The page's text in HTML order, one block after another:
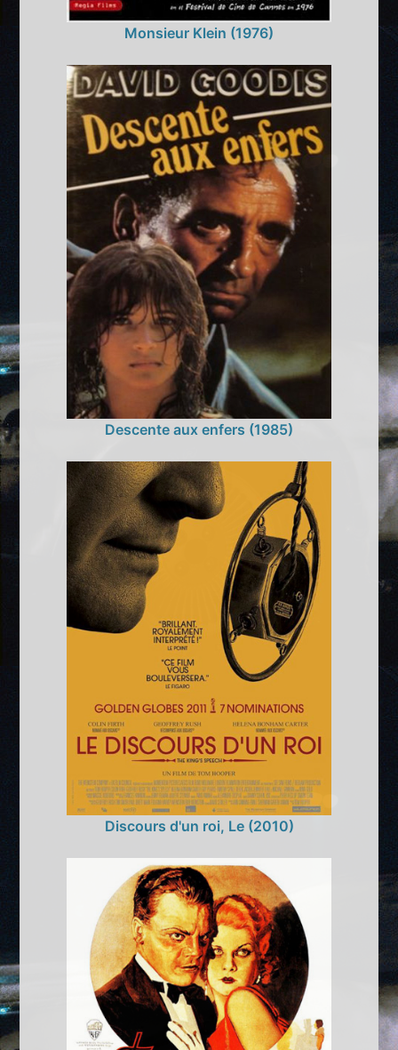
Monsieur Klein (1976)
Descente aux enfers (1985)
Discours d'un roi, Le (2010)